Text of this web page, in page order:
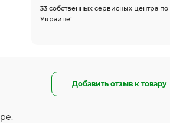
33 собственных сервисных центра по
Украине!
Добавить отзыв к товару